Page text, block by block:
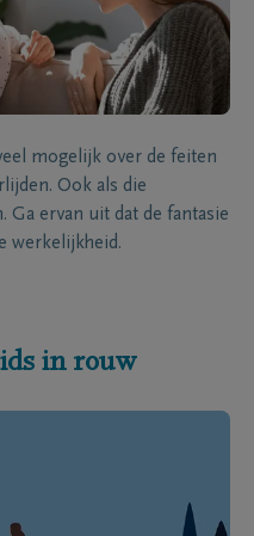
mogelijk over de feiten
Ook als die
Ga ervan uit dat de fantasie
werkelijkheid.
in rouw